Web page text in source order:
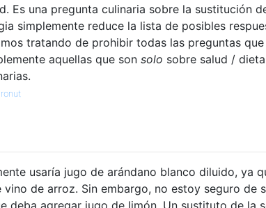
Es una pregunta culinaria sobre la sustitución
simplemente reduce la lista de posibles
tratando de prohibir todas las preguntas
aquellas que son solo sobre salud /
usaría jugo de arándano blanco diluido, ya
vino de arroz. Sin embargo, no estoy seguro de
deba agregar jugo de limón. Un sustituto de la